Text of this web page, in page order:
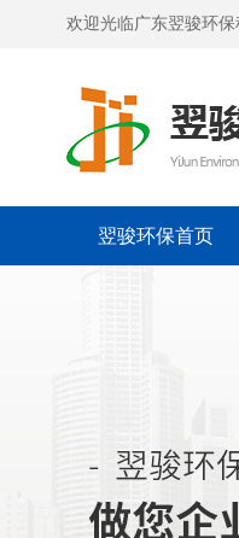
欢迎光临广东翌骏环保
翌骏环保首页